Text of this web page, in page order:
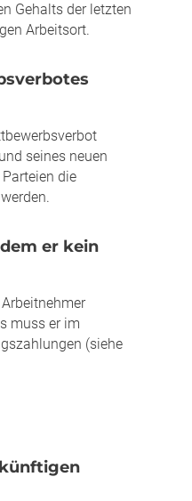
Gehalts der letzten
Arbeitsort.
seines neuen
die
er kein
muss er im
(siehe